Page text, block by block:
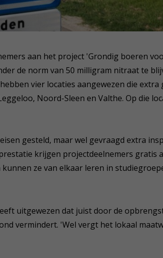
aan het project 'Grondig boeren
de norm van 50 milligram nitraat te
vier locaties aangewezen die extra
Noord-Sleen en Valthe. Op die
gesteld, maar wel gevraagd extra
krijgen projectdeelnemers gratis
ze van elkaar leren in
uitgewezen dat juist door de
vermindert. 'Wel vergt het lokaal